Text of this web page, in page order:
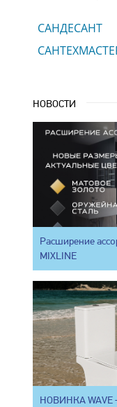
САНДЕСАНТ
НОВОСТИ
Расширение
MIXLINE
НОВИНКА WAVE